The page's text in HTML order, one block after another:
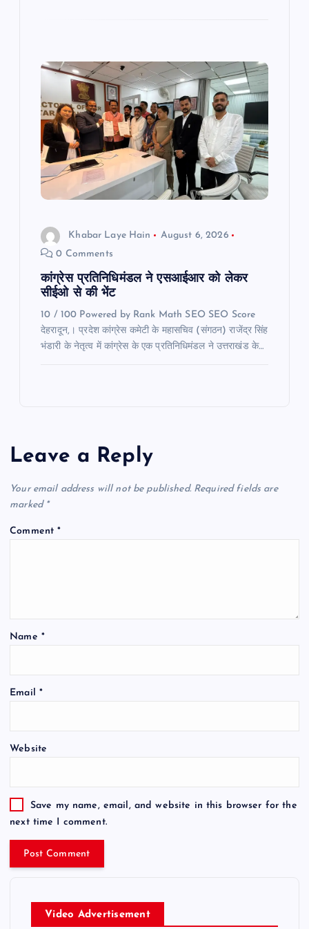
Khabar Laye Hain
August 6, 2026
0 Comments
कांग्रेस प्रतिनिधिमंडल ने एसआईआर को लेकर
सीईओ से की भेंट
10 / 100 Powered by Rank Math SEO SEO Score
देहरादून,। प्रदेश कांग्रेस कमेटी के महासचिव (संगठन) राजेंद्र सिंह
भंडारी के नेतृत्व में कांग्रेस के एक प्रतिनिधिमंडल ने उत्तराखंड के…
Leave a Reply
Your email address will not be published. Required fields are
marked *
Comment*
Name *
Email *
Website
Save my name, email, and website in this browser for the
next time I comment.
Video Advertisement